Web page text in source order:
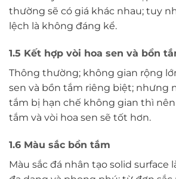
thường sẽ có giá khác nhau; tuy
lệch là không đáng kể.
1.5 Kết hợp vòi hoa sen và bồn
Thông thường; không gian rộng
sen và bồn tắm riêng biệt; nhưng
tắm bị hạn chế không gian thì
tắm và vòi hoa sen sẽ tốt hơn.
1.6 Màu sắc bồn tắm
Màu sắc đá nhân tạo solid surface